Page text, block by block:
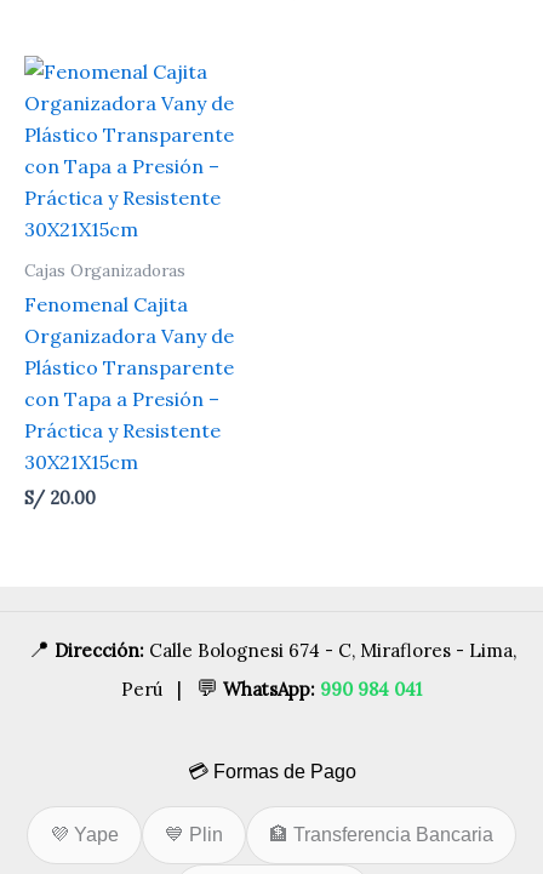
Cajas Organizadoras
Fenomenal Cajita
Organizadora Vany de
Plástico Transparente
con Tapa a Presión –
Práctica y Resistente
30X21X15cm
S/ 20.00
📍 Dirección:Calle Bolognesi 674 - C, Miraflores - Lima,
Perú |
💬 WhatsApp: 990 984 041
💳 Formas de Pago
💜 Yape 💙 Plin 🏦 Transferencia Bancaria